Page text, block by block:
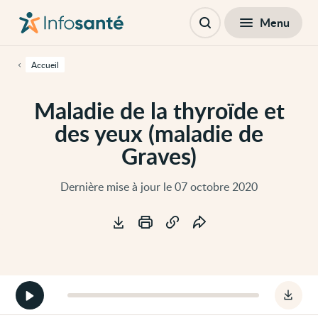
contenu
cette
navigationMaladie de la thyroïde et
des yeux (maladie de
Graves)
Dernière mise à jour le 07 octobre 2020
Accueil
principale
Ouvrir Menu
le
Démarrer
la
version
Table des matières Fermer